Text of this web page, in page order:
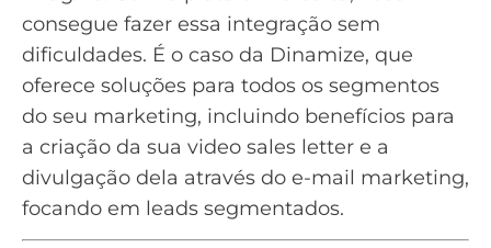
consegue fazer essa integração sem
dificuldades. É o caso da Dinamize, que
oferece soluções para todos os segmentos
do seu marketing, incluindo benefícios para
a criação da sua video sales letter e a
divulgação dela através do e-mail marketing,
focando em leads segmentados.